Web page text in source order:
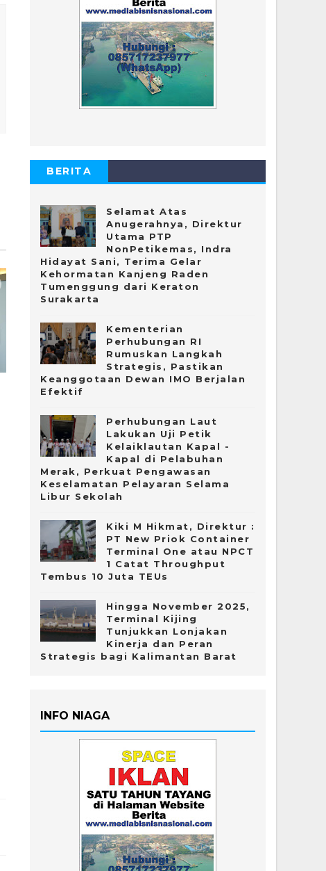
BERITA
Selamat Atas
Anugerahnya, Direktur
Utama PTP
NonPetikemas, Indra
Hidayat Sani, Terima Gelar
Kehormatan Kanjeng Raden
Tumenggung dari Keraton
Surakarta
Kementerian
Perhubungan RI
Rumuskan Langkah
Strategis, Pastikan
Keanggotaan Dewan IMO Berjalan
Efektif
Perhubungan Laut
Lakukan Uji Petik
Kelaiklautan Kapal -
Kapal di Pelabuhan
Merak, Perkuat Pengawasan
Keselamatan Pelayaran Selama
Libur Sekolah
Kiki M Hikmat, Direktur :
PT New Priok Container
Terminal One atau NPCT
1 Catat Throughput
Tembus 10 Juta TEUs
Hingga November 2025,
Terminal Kijing
Tunjukkan Lonjakan
Kinerja dan Peran
Strategis bagi Kalimantan Barat
INFO NIAGA